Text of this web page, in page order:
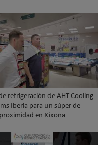
refrigeración de AHT Cooling
Iberia para un súper de
proximidad en Xixona